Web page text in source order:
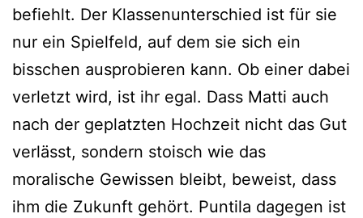
befiehlt. Der Klassenunterschied ist für sie
nur ein Spielfeld, auf dem sie sich ein
bisschen ausprobieren kann. Ob einer dabei
verletzt wird, ist ihr egal. Dass Matti auch
nach der geplatzten Hochzeit nicht das Gut
verlässt, sondern stoisch wie das
moralische Gewissen bleibt, beweist, dass
ihm die Zukunft gehört. Puntila dagegen ist